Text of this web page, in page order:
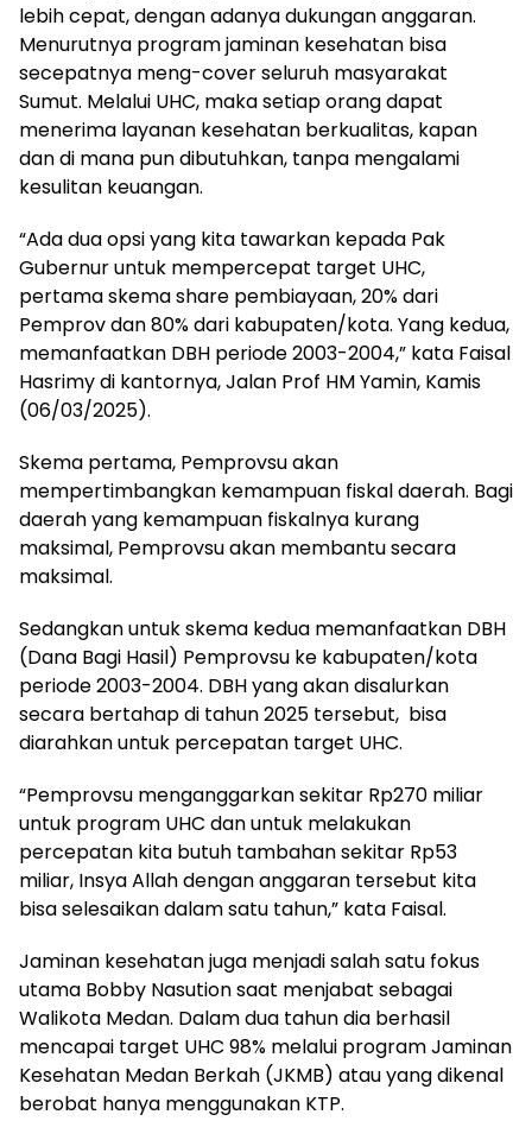
lebih cepat, dengan adanya dukungan anggaran.
Menurutnya program jaminan kesehatan bisa
secepatnya meng-cover seluruh masyarakat
Sumut. Melalui UHC, maka setiap orang dapat
menerima layanan kesehatan berkualitas, kapan
dan di mana pun dibutuhkan, tanpa mengalami
kesulitan keuangan.
“Ada dua opsi yang kita tawarkan kepada Pak
Gubernur untuk mempercepat target UHC,
pertama skema share pembiayaan, 20% dari
Pemprov dan 80% dari kabupaten/kota. Yang kedua,
memanfaatkan DBH periode 2003-2004,” kata Faisal
Hasrimy di kantornya, Jalan Prof HM Yamin, Kamis
(06/03/2025).
Skema pertama, Pemprovsu akan
mempertimbangkan kemampuan fiskal daerah. Bagi
daerah yang kemampuan fiskalnya kurang
maksimal, Pemprovsu akan membantu secara
maksimal.
Sedangkan untuk skema kedua memanfaatkan DBH
(Dana Bagi Hasil) Pemprovsu ke kabupaten/kota
periode 2003-2004. DBH yang akan disalurkan
secara bertahap di tahun 2025 tersebut, bisa
diarahkan untuk percepatan target UHC.
“Pemprovsu menganggarkan sekitar Rp270 miliar
untuk program UHC dan untuk melakukan
percepatan kita butuh tambahan sekitar Rp53
miliar, Insya Allah dengan anggaran tersebut kita
bisa selesaikan dalam satu tahun,” kata Faisal.
Jaminan kesehatan juga menjadi salah satu fokus
utama Bobby Nasution saat menjabat sebagai
Walikota Medan. Dalam dua tahun dia berhasil
mencapai target UHC 98% melalui program Jaminan
Kesehatan Medan Berkah (JKMB) atau yang dikenal
berobat hanya menggunakan KTP.